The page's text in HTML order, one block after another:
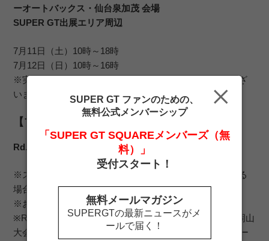
ーオートバックス・仙台泉加茂 会場
SUPER GT出展エリア周辺
7月11日（土）10時～18時
7月12日（日）10時～16時
※実施時間は当日の運営状況により変更となる場合がござ
います。
【プレゼント内容】
Rd.6 SUGO 大会ビジュアルステッカー
※ステッカーは数量限定のため、なくなり次第終了となる
場合がございます。
※お一人様1回限りのお渡しとなります。
※Rd.6 SUGO 大会ビジュアルステッカーのほか、Rd.1 岡山
大会ビジュアルステッカー、2026シリーズロゴステッカー
SUPER GT ファンのための、
無料公式メンバーシップ
「SUPER GT SQUAREメンバーズ（無
料）」
受付スタート！
無料メールマガジン
SUPERGTの最新ニュースがメ
ールで届く！